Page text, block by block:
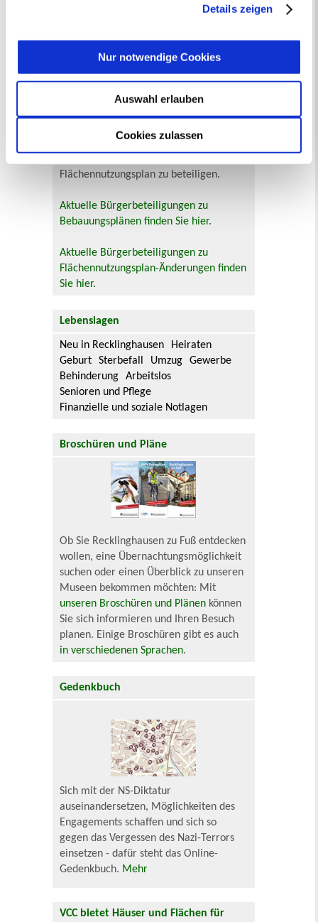
jederzeit mit Wirkung für die Zukunft angepasst oder
Details zeigen
Cookies zulassen
Auswahl erlauben
Nur notwendige Cookies
Bürgerbeteiligung
Online-Beteiligungsportal der
Stadtverwaltung
es Möglichkeiten, sich an
Flächennutzungsplan zu beteiligen.
Aktuelle Bürgerbeteiligungen zu
Bebauungsplänen finden Sie hier.
Aktuelle Bürgerbeteiligungen zu
Flächennutzungsplan-Änderungen finden
Sie hier.
Lebenslagen
Neu in Recklinghausen
Heiraten
Geburt
Sterbefall Umzug
Gewerbe
Behinderung
Arbeitslos
Senioren und Pflege
Finanzielle und soziale Notlagen
Broschüren und Pläne
Ob Sie Recklinghausen zu Fuß entdecken
wollen, eine Übernachtungsmöglichkeit
suchen oder einen Überblick zu unseren
Museen bekommen möchten: Mit
unseren Broschüren und Plänen können
Sie sich informieren und Ihren Besuch
planen. Einige Broschüren gibt es auch
in verschiedenen Sprachen.
Gedenkbuch
Sich mit der NS-Diktatur
auseinandersetzen, Möglichkeiten des
Engagements schaffen und sich so
gegen das Vergessen des Nazi-Terrors
einsetzen - dafür steht das Online-
Gedenkbuch. Mehr
VCC bietet Häuser und Flächen für